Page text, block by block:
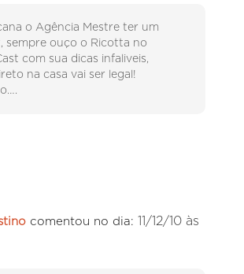
o Agência Mestre ter um
sempre ouço o Ricotta no
com sua dicas infaliveis,
na casa vai ser legal!
comentou no dia: 11/12/10 às